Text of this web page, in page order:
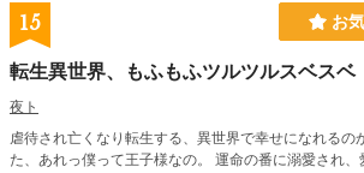
15 お
転生異世界、もふもふツルツルスベスベ
夜ト
虐待され亡くなり転生する、異世界で幸せになれるのか。 もふもふに転
た、あれっ僕って王子様なの。 運命の番に溺愛され、愛を知る。 誤字脱字は指